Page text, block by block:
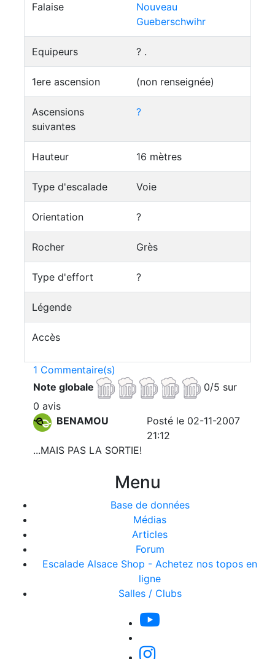
Falaise
Nouveau
Gueberschwihr
Equipeurs ? .
1ere ascension (non renseignée)
Ascensions
suivantes
?
Hauteur 16 mètres
Type d'escalade Voie
Orientation ?
Rocher Grès
Type d'effort ?
Légende
Accès
1 Commentaire(s)
Note globale
0/5 sur
0 avis
BENAMOU
Posté le 02-11-2007
21:12
...MAIS PAS LA SORTIE!
Menu
Base de données
Médias
Articles
Forum
Escalade Alsace Shop - Achetez nos topos en
ligne
Salles / Clubs